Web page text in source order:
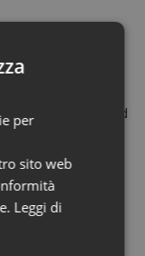
ai vertici della
Richard
storico
è stato
per
sito web
Leggi di